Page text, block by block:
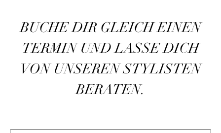
BUCHE DIR GLEICH EINEN
TERMIN UND LASSE DICH
VON UNSEREN STYLISTEN
BERATEN.